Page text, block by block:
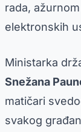
rada,
elektronskih
Ministarka
Snežana
matičari
svakog